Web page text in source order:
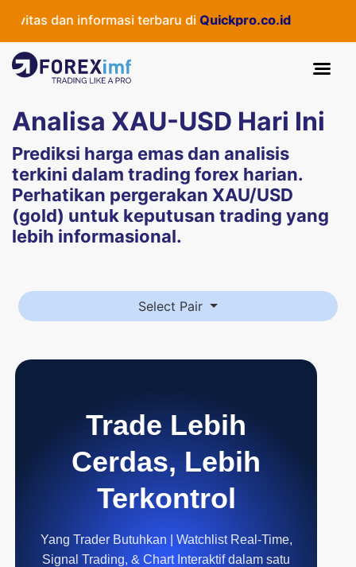
dan informasi terbaru diQuickpro.co.id
Analisa XAU-USD Hari Ini
Prediksi harga emas dan analisis
terkini dalam trading forex harian.
Perhatikan pergerakan XAU/USD
(gold) untuk keputusan trading yang
lebih informasional.
Select Pair
Trade Lebih
Cerdas, Lebih
Terkontrol
Yang Trader Butuhkan | Watchlist Real-Time,
Signal Trading, & Chart Interaktif dalam satu